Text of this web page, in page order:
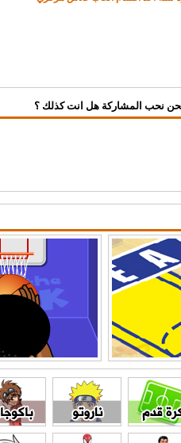
نحب المشاركة هل انت كذلك ؟